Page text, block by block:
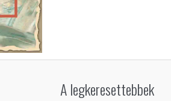
A legkeresettebbek